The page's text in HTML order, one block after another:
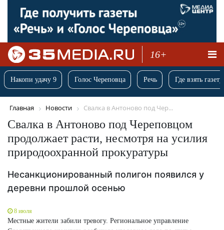
16+
Накопи удачу 9 Голос Череповца Речь Где взять
Главная Новости Свалка в Антоново под Чер...
Свалка в Антоново под Череповцом
продолжает расти, несмотря на усилия
природоохранной прокуратуры
Несанкционированный полигон появился у
деревни прошлой осенью
8 июля
Местные жители забили тревогу. Региональное управление